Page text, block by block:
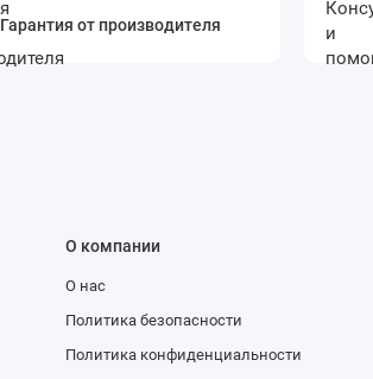
Гарантия от производителя
О компании
О нас
Политика безопасности
Политика конфиденциальности